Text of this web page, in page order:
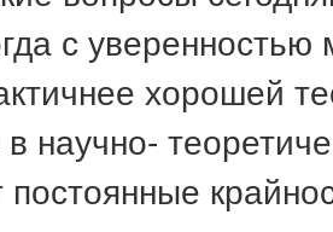
с уверенностью
хорошей
научно-
постоянные